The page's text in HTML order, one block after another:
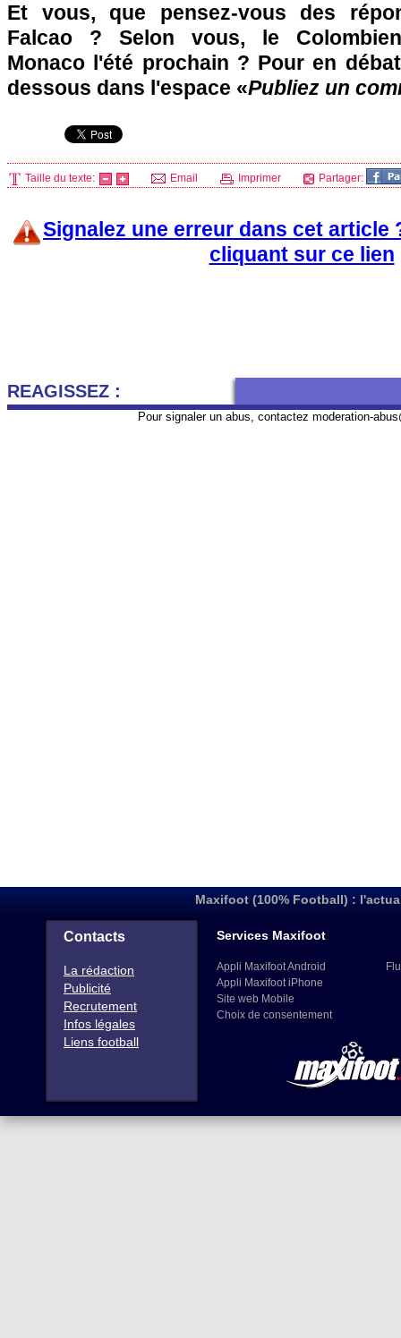
Et vous, que pensez-vous des
Falcao ? Selon vous, le
Monaco l'été prochain ? Pour en
dessous dans l'espace «Publiez un
Taille du texte: Email Imprimer Partager:
Signalez une erreur dans cet article
cliquant sur ce lien
REAGISSEZ :
Pour signaler un abus, contactez moderation-
Maxifoot (100% Football) :
Contacts
La rédaction
Publicité
Recrutement
Infos légales
Liens football
Services Maxifoot
Appli Maxifoot Android
Appli Maxifoot iPhone
Site web Mobile
Choix de consentement